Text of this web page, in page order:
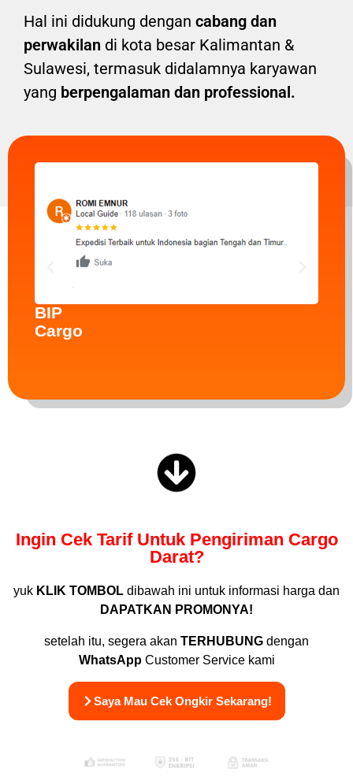
Hal ini didukung dengan cabang dan
perwakilan di kota besar Kalimantan &
Sulawesi, termasuk didalamnya karyawan
yang berpengalaman dan professional.
Apa
Kata
Mereka
BIP
Cargo
Ingin Cek Tarif Untuk Pengiriman Cargo
Darat?
yuk KLIK TOMBOL dibawah ini untuk informasi harga dan
DAPATKAN PROMONYA!
setelah itu, segera akan TERHUBUNG dengan
WhatsApp Customer Service kami
Saya Mau Cek Ongkir Sekarang!